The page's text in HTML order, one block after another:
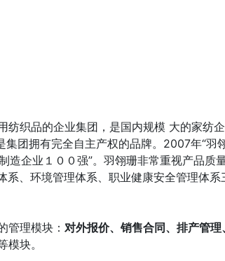
织品的企业集团，是国内规模 大的家纺
团拥有完全自主产权的品牌。2007年“羽
企业１００强”。羽翎珊非常重视产品质
、环境管理体系、职业健康安全管理体系
管理模块： 对外报价、销售合同、排产管
模块。